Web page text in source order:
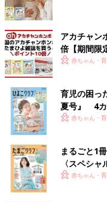
アカチャン
倍【期間限
赤ちゃん・
育児の困っ
夏号』 4カ
いっぱい！
赤ちゃん・
まるごと1
〈スペシ
赤ちゃん・